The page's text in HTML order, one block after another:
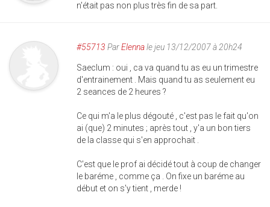
n'était pas non plus très fin de sa part.
#55713 ParElennale jeu 13/12/2007 à 20h24
Saeclum : oui , ca va quand tu as eu un trimestre
d'entrainement . Mais quand tu as seulement eu
2 seances de 2 heures ?
Ce qui m'a le plus dégouté , c'est pas le fait qu'on
ai (que) 2 minutes ; après tout , y'a un bon tiers
de la classe qui s'en approchait .
C'est que le prof ai décidé tout à coup de changer
le baréme , comme ça . On fixe un baréme au
début et on s'y tient , merde !